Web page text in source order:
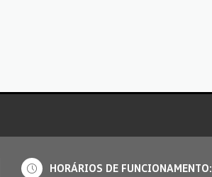
HORÁRIOS DE FUNCIONAMENTO: